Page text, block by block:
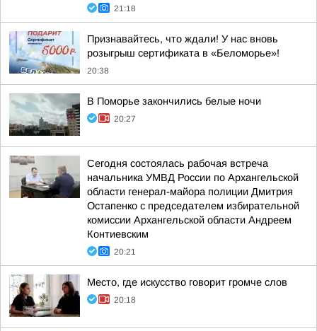
21:18
Признавайтесь, что ждали! У нас вновь
розыгрыш сертификата в «Беломорье»!
20:38
В Поморье закончились белые ночи
20:27
Сегодня состоялась рабочая встреча
начальника УМВД России по Архангельской
области генерал-майора полиции Дмитрия
Остапенко с председателем избирательной
комиссии Архангельской области Андреем
Контиевским
20:21
Место, где искусство говорит громче слов
20:18